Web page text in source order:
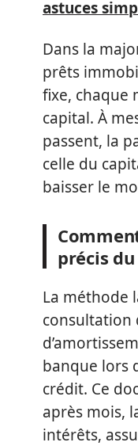
astuces
Dans la
prêts
fixe, chaque
capital. À
passent, la
celle du
baisser le
précis
La méthode
consultation
banque lors
crédit. Ce
après mois,
intérêts,